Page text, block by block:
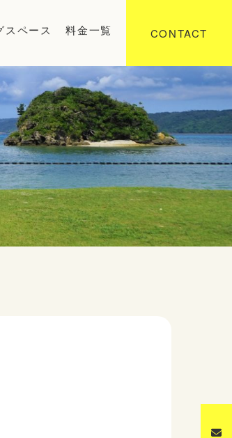
スペース 料金一覧 CONTACT